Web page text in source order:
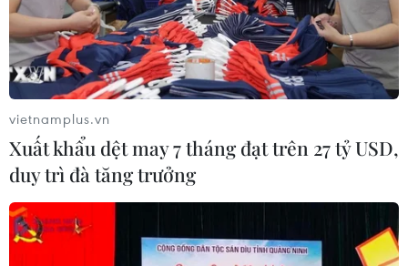
Sẽ thi công đồng loạt Dự án cao tốc
Vinh-Thanh Thủy trong tháng 9
06/08/2026 12:25
Chưa đầu tư mở rộng Quốc lộ 1 đoạn
Bạc Liêu-Cà Mau giai đoạn 2026-
2030
06/08/2026 12:24
vietnamplus.vn
Xuất khẩu dệt may 7 tháng đạt trên 27 tỷ USD,
duy trì đà tăng trưởng